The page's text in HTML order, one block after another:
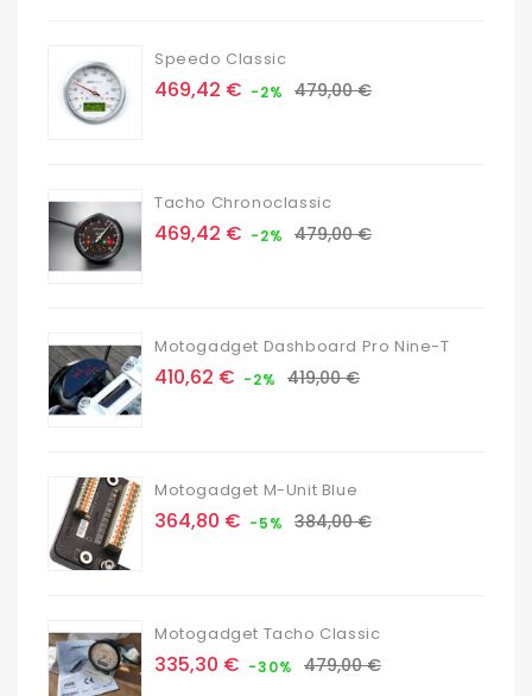
Speedo Classic
Prix
469,42 € -2% Prix
479,00 €
Tacho Chronoclassic
Prix
469,42 € -2% Prix
479,00 €
Motogadget Dashboard Pro Nine-T
Prix
410,62 € -2% Prix
419,00 €
Motogadget M-Unit Blue
Prix
364,80 € -5% Prix
384,00 €
Motogadget Tacho Classic
Prix
335,30 € -30% Prix
479,00 €